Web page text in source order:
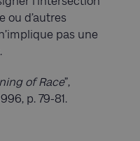
ou d’autres
pas une
of Race”,
p. 79-81.